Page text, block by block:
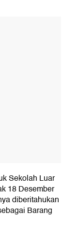
Sekolah Luar
18 Desember
diberitahukan
Barang